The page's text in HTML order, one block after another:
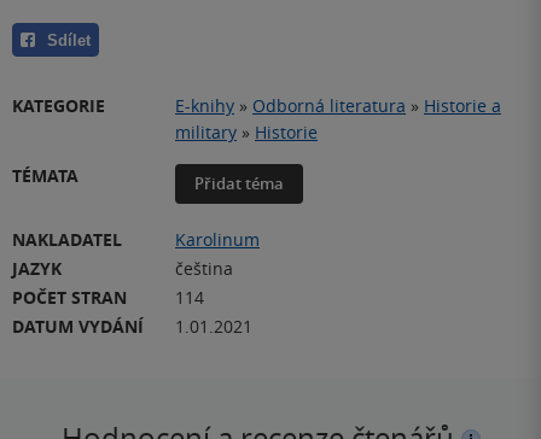
Sdílet
KATEGORIE E-knihy » Odborná literatura » Historie a
military » Historie
TÉMATA
Přidat téma
NAKLADATEL
Karolinum
JAZYK
čeština
POČET STRAN
114
DATUM VYDÁNÍ
1.01.2021